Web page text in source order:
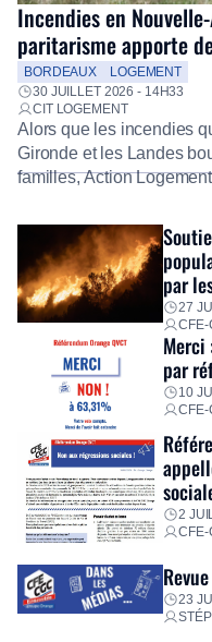
Incendies en
paritarisme apporte
salariés
BORDEAUX
LOGEMENT
30 JUILLET 2026 - 14H33
CIT LOGEMENT
Alors que les incendies
Gironde et les Landes
familles, Action
Fidèle à sa mission
immédiatement ses
personnalisé, des aides
premières dépenses, […]
par
27
CFE-
Merci
par
10
CFE-
2
CFE-
23